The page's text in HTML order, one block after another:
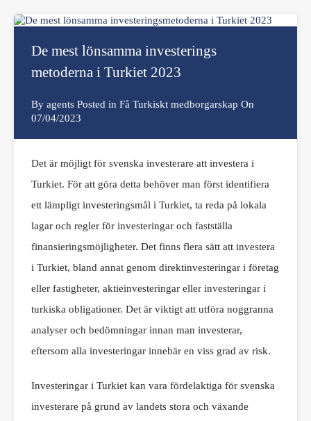
De mest lönsamma investerings
metoderna i Turkiet 2023
By agents Posted in Få Turkiskt medborgarskap On
07/04/2023
Det är möjligt för svenska investerare att investera i
Turkiet. För att göra detta behöver man först identifiera
ett lämpligt investeringsmål i Turkiet, ta reda på lokala
lagar och regler för investeringar och fastställa
finansieringsmöjligheter. Det finns flera sätt att investera
i Turkiet, bland annat genom direktinvesteringar i företag
eller fastigheter, aktieinvesteringar eller investeringar i
turkiska obligationer. Det är viktigt att utföra noggranna
analyser och bedömningar innan man investerar,
eftersom alla investeringar innebär en viss grad av risk.
Investeringar i Turkiet kan vara fördelaktiga för svenska
investerare på grund av landets stora och växande